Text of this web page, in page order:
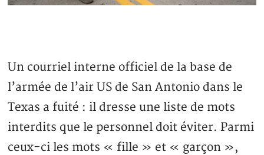
Un courriel interne officiel de la base de
l’armée de l’air US de San Antonio dans le
Texas a fuité : il dresse une liste de mots
interdits que le personnel doit éviter. Parmi
ceux-ci les mots « fille » et « garçon »,